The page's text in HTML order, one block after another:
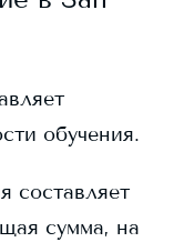
обучения.
составляет
сумма, на